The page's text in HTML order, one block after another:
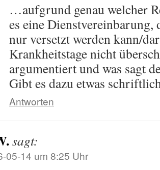
…aufgrund genau welcher
es eine Dienstvereinbarung,
nur versetzt werden kann/
Krankheitstage nicht
argumentiert und was sagt
Gibt es dazu etwas
Antworten
sagt:
05-14 um 8:25 Uhr